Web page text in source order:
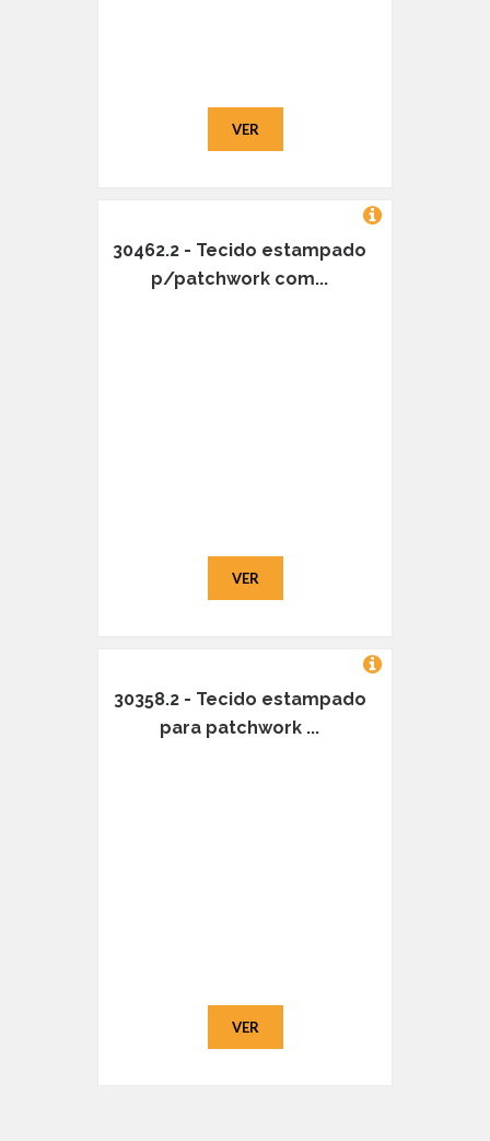
VER
30462.2 - Tecido estampado
p/patchwork com...
VER
30358.2 - Tecido estampado
para patchwork ...
VER